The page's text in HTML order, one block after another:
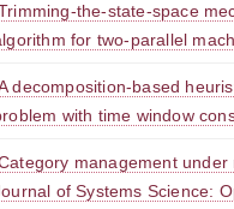
the-state-space
for two-parallel
decomposition-based
with time window
management
of Systems Science: